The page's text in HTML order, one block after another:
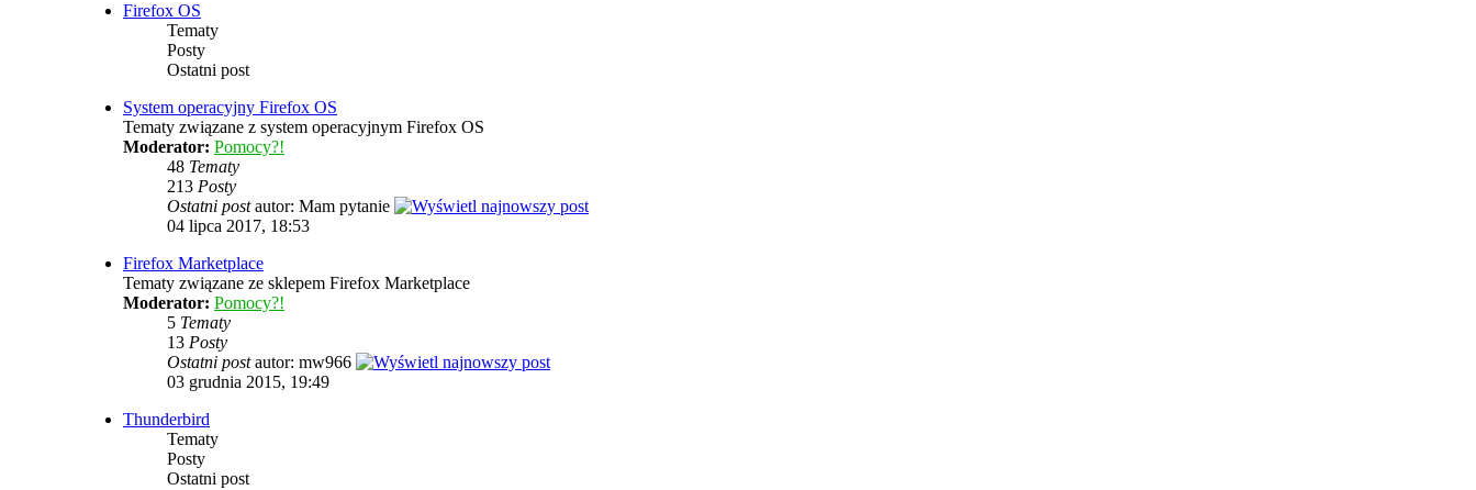
Firefox OS
Tematy
Posty
Ostatni post
System operacyjny Firefox OS
Tematy związane z system operacyjnym Firefox OS
Moderator: Pomocy?!
48 Tematy
213 Posty
Ostatni postautor: Mam pytanie
04 lipca 2017, 18:53
Firefox Marketplace
Tematy związane ze sklepem Firefox Marketplace
Moderator: Pomocy?!
5 Tematy
13 Posty
Ostatni postautor: mw966
03 grudnia 2015, 19:49
Thunderbird
Tematy
Posty
Ostatni post